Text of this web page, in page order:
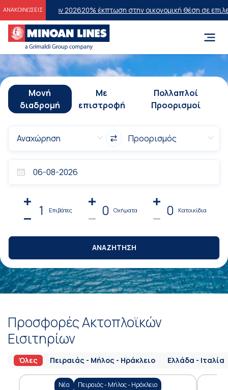
ΑΝΑΚΟΙΝΩΣΕΙΣ
202620% έκπτωση στην οικονομική θέση σε επιλεγμένα
Μονή
διαδρομή
Με
επιστροφή
Πολλαπλοί
Προορισμοί
1 Επιβάτες 0 Οχήματα 0 Κατοικίδια
ΑΝΑΖΗΤΗΣΗ
Προσφορές Ακτοπλοϊκών
Εισιτηρίων
Όλες Πειραιάς - Μήλος - Ηράκλειο Ελλάδα - Ιταλία
Νέα Πειραιάς - Μήλος - Ηράκλειο